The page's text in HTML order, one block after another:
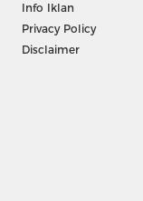
Info Iklan
Privacy Policy
Disclaimer